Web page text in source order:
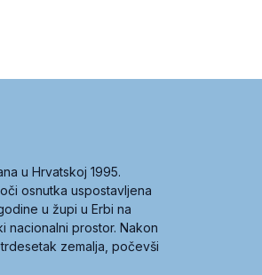
u Hrvatskoj 1995.
osnutka uspostavljena
u župi u Erbi na
nacionalni prostor. Nakon
zemalja, počevši